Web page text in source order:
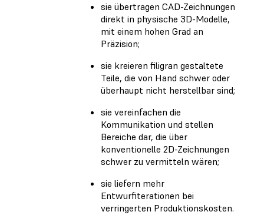
sie übertragen CAD-Zeichnungen
direkt in physische 3D-Modelle,
mit einem hohen Grad an
Präzision;
sie kreieren filigran gestaltete
Teile, die von Hand schwer oder
überhaupt nicht herstellbar sind;
sie vereinfachen die
Kommunikation und stellen
Bereiche dar, die über
konventionelle 2D-Zeichnungen
schwer zu vermitteln wären;
sie liefern mehr
Entwurfiterationen bei
verringerten Produktionskosten.